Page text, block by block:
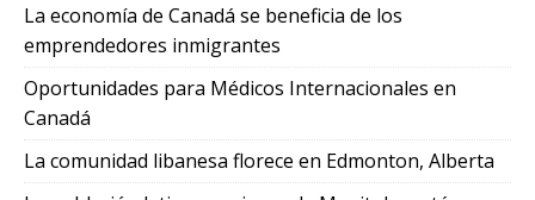
La economía de Canadá se beneficia de los
emprendedores inmigrantes
Oportunidades para Médicos Internacionales en
Canadá
La comunidad libanesa florece en Edmonton, Alberta